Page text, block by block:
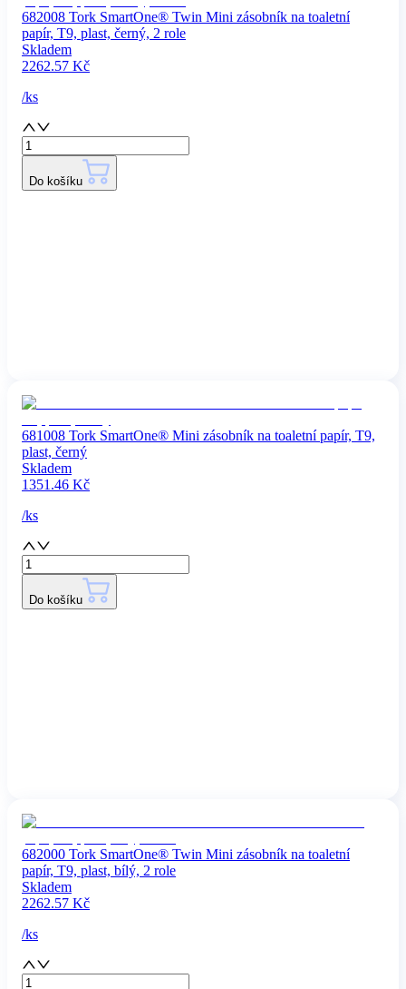
682008 Tork SmartOne® Twin Mini zásobník na toaletní
papír, T9, plast, černý, 2 role
Skladem
2262.57 Kč
/ks
Do košíku
681008 Tork SmartOne® Mini zásobník na toaletní papír, T9,
plast, černý
Skladem
1351.46 Kč
/ks
Do košíku
682000 Tork SmartOne® Twin Mini zásobník na toaletní
papír, T9, plast, bílý, 2 role
Skladem
2262.57 Kč
/ks